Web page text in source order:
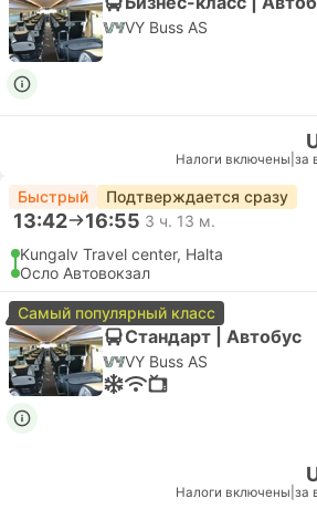
VY Buss AS
Налоги включены за
Быстрый Подтверждается сразу
13:42 16:55 3 ч. 13 м.
Kungalv Travel center, Halta
Осло Автовокзал
Самый популярный класс
Стандарт | Автобус
VY Buss AS
Налоги включены за